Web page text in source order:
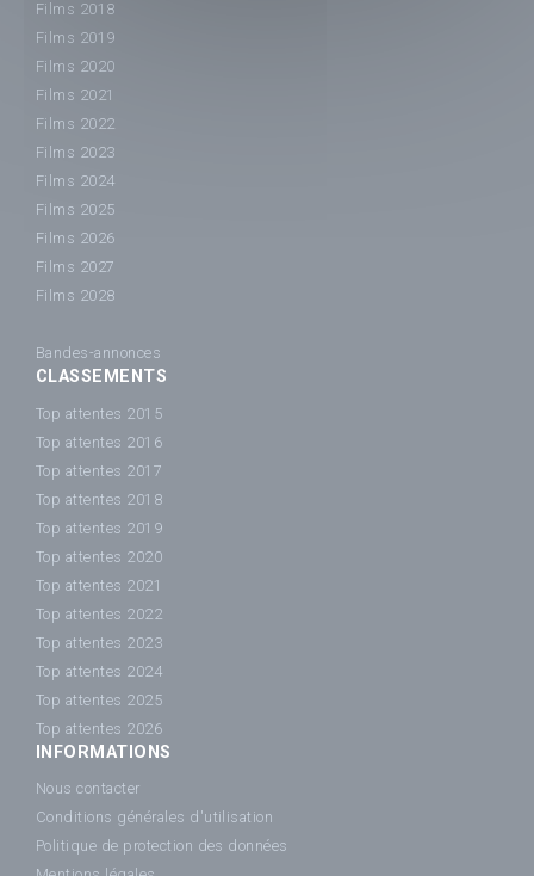
Films 2018
Films 2019
Films 2020
Films 2021
Films 2022
Films 2023
Films 2024
Films 2025
Films 2026
Films 2027
Films 2028
Bandes-annonces
CLASSEMENTS
Top attentes 2015
Top attentes 2016
Top attentes 2017
Top attentes 2018
Top attentes 2019
Top attentes 2020
Top attentes 2021
Top attentes 2022
Top attentes 2023
Top attentes 2024
Top attentes 2025
Top attentes 2026
INFORMATIONS
Nous contacter
Conditions générales d'utilisation
Politique de protection des données